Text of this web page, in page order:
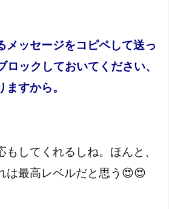
メッセージをコピペして送っ
ックしておいてください、
すから。
もしてくれるしね。ほんと、
は最高レベルだと思う😍😍